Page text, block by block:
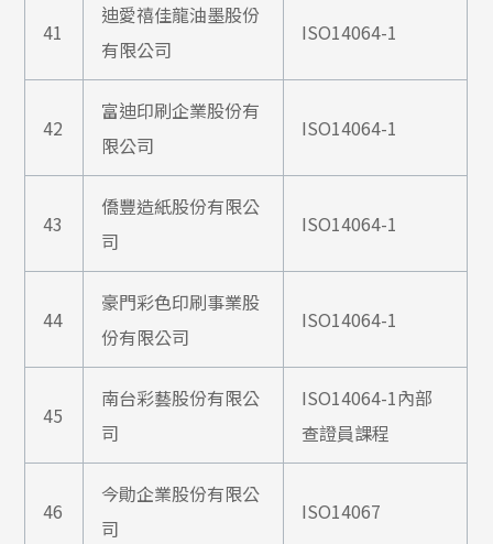
41
迪愛禧佳龍油墨股份
有限公司
ISO14064-1
42
富迪印刷企業股份有
限公司
ISO14064-1
43
僑豐造紙股份有限公
司
ISO14064-1
44
豪門彩色印刷事業股
份有限公司
ISO14064-1
45
南台彩藝股份有限公
司
ISO14064-1內部
查證員課程
46
今勛企業股份有限公
司
ISO14067